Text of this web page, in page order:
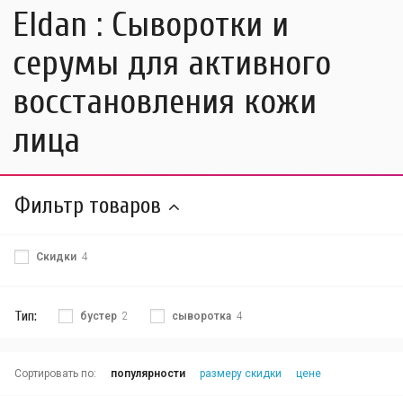
Eldan : Сыворотки и
серумы для активного
восстановления кожи
лица
Фильтр товаров
Скидки 4
Тип: бустер 2 сыворотка 4
Сортировать по: популярности размеру скидки цене